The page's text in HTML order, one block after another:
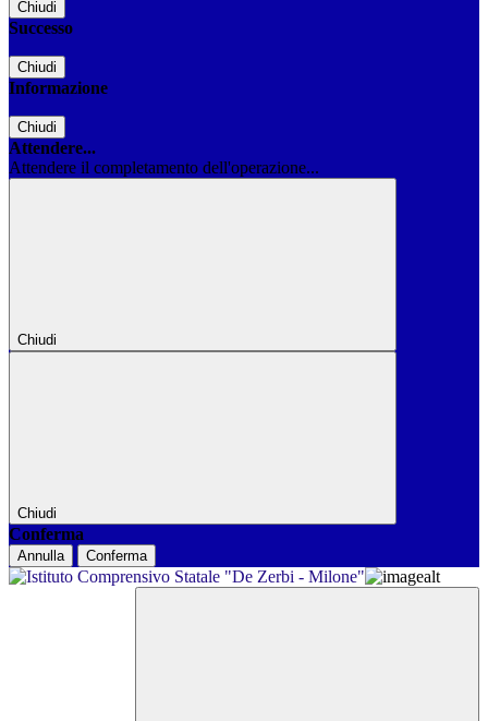
Chiudi
Successo
Chiudi
Informazione
Chiudi
Attendere...
Attendere il completamento dell'operazione...
Chiudi
Chiudi
Conferma
Annulla Conferma